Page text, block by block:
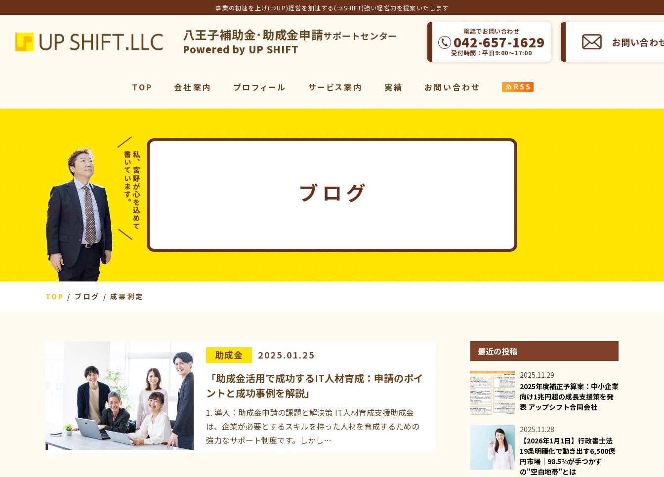
事業の初速を上げ(⇒UP)経営を加速する(⇒SHIFT)強い経営力を提案いたします
アップシフト合同会社
八王子補助金･助成金申請サポートセンター
Powered by UP SHIFT
電話でお問い合わせ
042-657-1629
受付時間：平日9:00～17:00
お問い合わ
TOP 会社案内 プロフィール
サービス案内
サービス一覧
マーケティング
パワーシニア
実績 お問い合わせ
ブログ
TOP ブログ 成果測定
助成金 2025.01.25
「助成金活用で成功するIT人材育成：申請のポイ
ントと成功事例を解説」
1. 導入：助成金申請の課題と解決策 IT人材育成支援助成金
は、企業が必要とするスキルを持った人材を育成するための
強力なサポート制度です。しかし…
最近の投稿
2025.11.29
2025年度補正予算案：中小企業
向け1兆円超の成長支援策を発
表 アップシフト合同会社
2025.11.28
【2026年1月1日】行政書士法
19条明確化で動き出す6,500億
円市場｜98.5%が手つかず
の"空白地帯"とは